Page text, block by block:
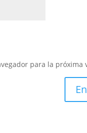
para la próxima